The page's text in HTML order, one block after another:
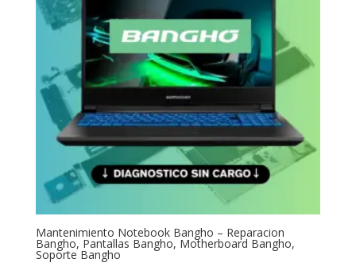
Mantenimiento Notebook Bangho – Reparacion
Bangho, Pantallas Bangho, Motherboard Bangho,
Soporte Bangho